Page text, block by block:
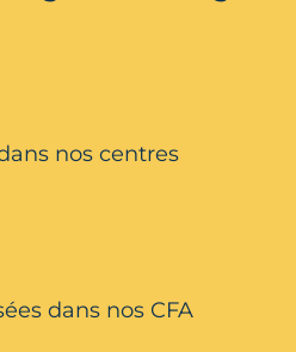
nos centres
dans nos CFA